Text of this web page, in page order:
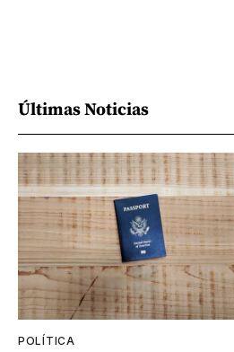
Últimas Noticias
POLÍTICA